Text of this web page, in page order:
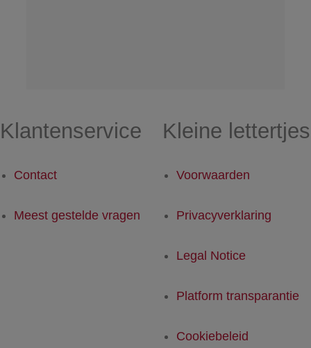
Klantenservice
Contact
Meest gestelde vragen
Kleine lettertjes
Voorwaarden
Privacyverklaring
Legal Notice
Platform transparantie
Cookiebeleid